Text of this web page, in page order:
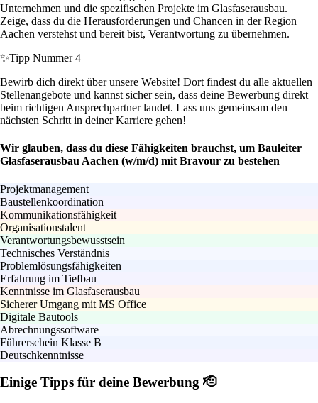
Unternehmen und die spezifischen Projekte im Glasfaserausbau.
Zeige, dass du die Herausforderungen und Chancen in der Region
Aachen verstehst und bereit bist, Verantwortung zu übernehmen.
✨Tipp Nummer 4
Bewirb dich direkt über unsere Website! Dort findest du alle aktuellen
Stellenangebote und kannst sicher sein, dass deine Bewerbung direkt
beim richtigen Ansprechpartner landet. Lass uns gemeinsam den
nächsten Schritt in deiner Karriere gehen!
Wir glauben, dass du diese Fähigkeiten brauchst, um Bauleiter
Glasfaserausbau Aachen (w/m/d) mit Bravour zu bestehen
Projektmanagement
Baustellenkoordination
Kommunikationsfähigkeit
Organisationstalent
Verantwortungsbewusstsein
Technisches Verständnis
Problemlösungsfähigkeiten
Erfahrung im Tiefbau
Kenntnisse im Glasfaserausbau
Sicherer Umgang mit MS Office
Digitale Bautools
Abrechnungssoftware
Führerschein Klasse B
Deutschkenntnisse
Einige Tipps für deine Bewerbung 🫡